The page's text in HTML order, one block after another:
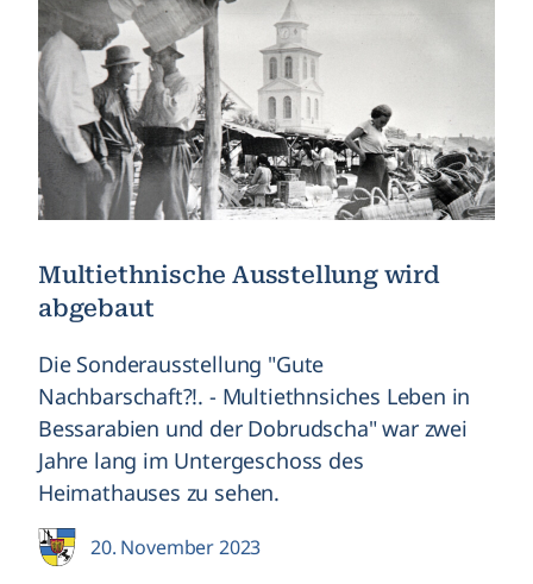
Multiethnische Ausstellung wird
abgebaut
Die Sonderausstellung "Gute
Nachbarschaft?!. - Multiethnsiches Leben in
Bessarabien und der Dobrudscha" war zwei
Jahre lang im Untergeschoss des
Heimathauses zu sehen.
20. November 2023